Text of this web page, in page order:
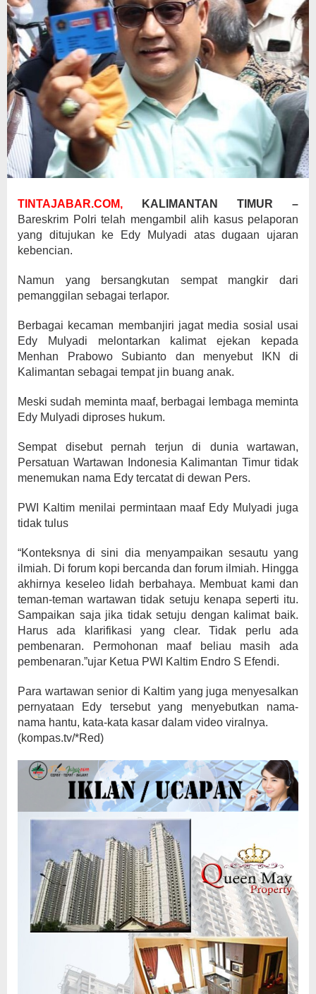
TINTAJABAR.COM, KALIMANTAN TIMUR –
Bareskrim Polri telah mengambil alih kasus pelaporan
yang ditujukan ke Edy Mulyadi atas dugaan ujaran
kebencian.
Namun yang bersangkutan sempat mangkir dari
pemanggilan sebagai terlapor.
Berbagai kecaman membanjiri jagat media sosial usai
Edy Mulyadi melontarkan kalimat ejekan kepada
Menhan Prabowo Subianto dan menyebut IKN di
Kalimantan sebagai tempat jin buang anak.
Meski sudah meminta maaf, berbagai lembaga meminta
Edy Mulyadi diproses hukum.
Sempat disebut pernah terjun di dunia wartawan,
Persatuan Wartawan Indonesia Kalimantan Timur tidak
menemukan nama Edy tercatat di dewan Pers.
PWI Kaltim menilai permintaan maaf Edy Mulyadi juga
tidak tulus
“Konteksnya di sini dia menyampaikan sesautu yang
ilmiah. Di forum kopi bercanda dan forum ilmiah. Hingga
akhirnya keseleo lidah berbahaya. Membuat kami dan
teman-teman wartawan tidak setuju kenapa seperti itu.
Sampaikan saja jika tidak setuju dengan kalimat baik.
Harus ada klarifikasi yang clear. Tidak perlu ada
pembenaran. Permohonan maaf beliau masih ada
pembenaran.”ujar Ketua PWI Kaltim Endro S Efendi.
Para wartawan senior di Kaltim yang juga menyesalkan
pernyataan Edy tersebut yang menyebutkan nama-
nama hantu, kata-kata kasar dalam video viralnya.
(kompas.tv/*Red)